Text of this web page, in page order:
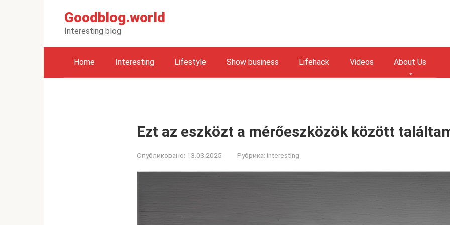
Goodblog.world
Interesting blog
Home Interesting Lifestyle Show business Lifehack Videos About Us
Ezt az eszközt a mérőeszközök között
Опубликовано: 13.03.2025 Рубрика: Interesting